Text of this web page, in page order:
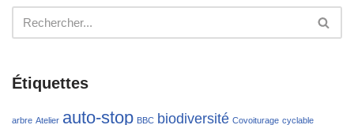
Étiquettes
arbre Atelier auto-stop BBC biodiversité Covoiturage cyclable